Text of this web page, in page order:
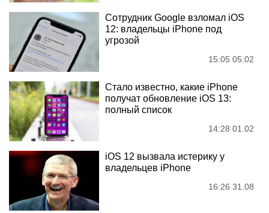
Сотрудник Google взломал iOS
12: владельцы iPhone под
угрозой
15:05 05.02
Стало известно, какие iPhone
получат обновление iOS 13:
полный список
14:28 01.02
iOS 12 вызвала истерику у
владельцев iPhone
16:26 31.08